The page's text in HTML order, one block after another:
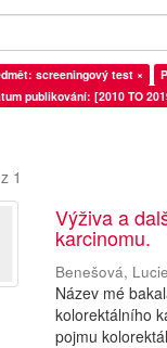
screeningový test ×
publikování: [2010 TO
1
Výživa a
karcinomu.
Benešová, Lucie
Název mé
kolorektálního
pojmu